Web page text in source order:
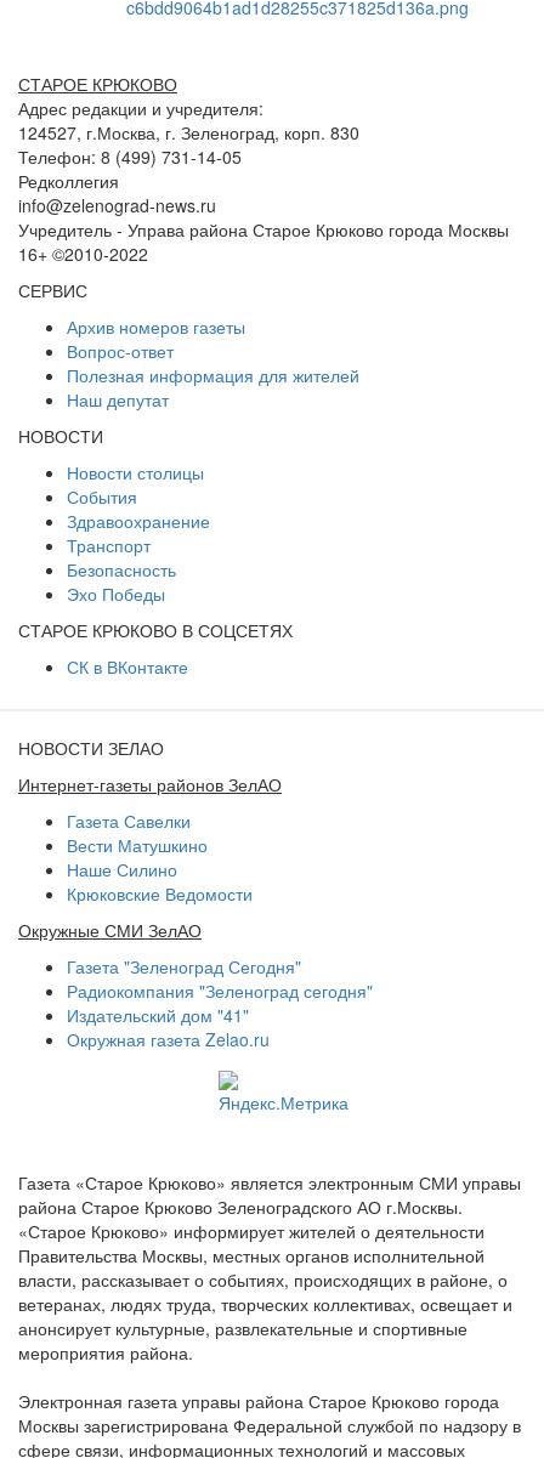
СТАРОЕ КРЮКОВО
Адрес редакции и учредителя:
124527, г.Москва, г. Зеленоград, корп. 830
Телефон: 8 (499) 731-14-05
Редколлегия
info@zelenograd-news.ru
Учредитель - Управа района Старое Крюково города Москвы
16+ ©2010-2022
СЕРВИС
Архив номеров газеты
Вопрос-ответ
Полезная информация для жителей
Наш депутат
НОВОСТИ
Новости столицы
События
Здравоохранение
Транспорт
Безопасность
Эхо Победы
СТАРОЕ КРЮКОВО В СОЦСЕТЯХ
СК в ВКонтакте
НОВОСТИ ЗЕЛАО
Интернет-газеты районов ЗелАО
Газета Савелки
Вести Матушкино
Наше Силино
Крюковские Ведомости
Окружные СМИ ЗелАО
Газета "Зеленоград Сегодня"
Радиокомпания "Зеленоград сегодня"
Издательский дом "41"
Окружная газета Zelao.ru
Газета «Старое Крюково» является электронным СМИ управы
района Старое Крюково Зеленоградского АО г.Москвы.
«Старое Крюково» информирует жителей о деятельности
Правительства Москвы, местных органов исполнительной
власти, рассказывает о событиях, происходящих в районе, о
ветеранах, людях труда, творческих коллективах, освещает и
анонсирует культурные, развлекательные и спортивные
мероприятия района.
Электронная газета управы района Старое Крюково города
Москвы зарегистрирована Федеральной службой по надзору в
сфере связи, информационных технологий и массовых